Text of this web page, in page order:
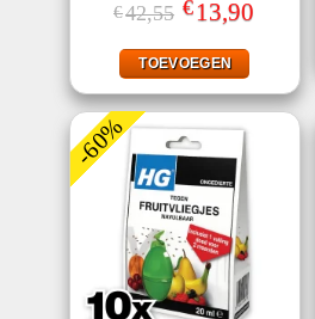
€42,55 Oorspronkelijke
prijs
€42,55.
€ 13,90Huidige
TOEVOEGEN
-60%